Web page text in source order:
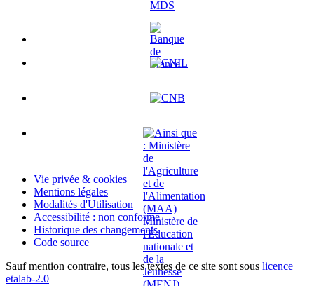
Vie privée & cookies
Mentions légales
Modalités d'Utilisation
Accessibilité : non conforme
Historique des changements
Code source
Sauf mention contraire, tous les textes de ce site sont sous licence
etalab-2.0